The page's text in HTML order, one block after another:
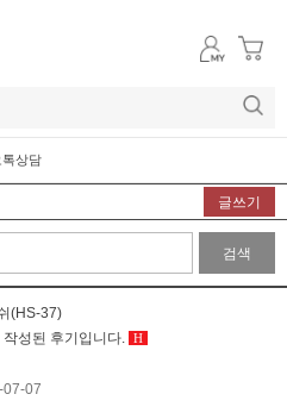
톡상담
글쓰기
검색
(HS-37)
성된 후기입니다. H
07-07